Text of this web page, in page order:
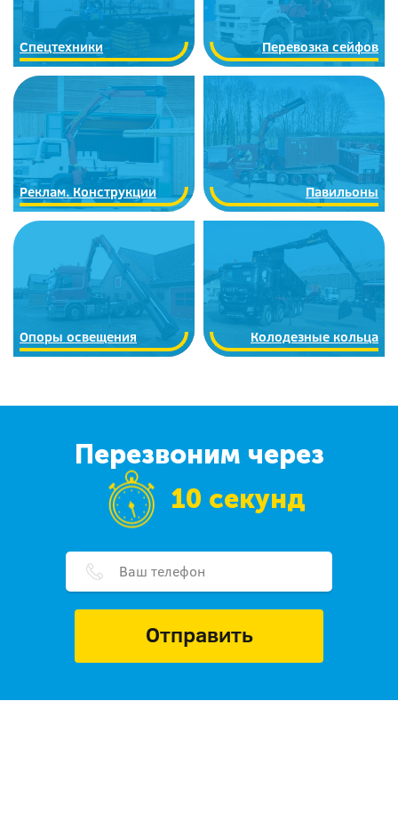
Спецтехники Перевозка сейфов
Реклам. Конструкции Павильоны
Опоры освещения Колодезные кольца
Перезвоним через
10 секунд
Отправить